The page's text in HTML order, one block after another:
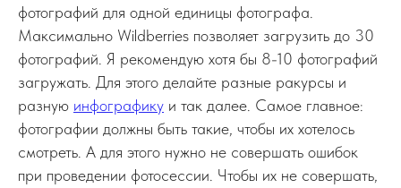
фотографий для одной единицы фотографа.
Максимально Wildberries позволяет загрузить до 30
фотографий. Я рекомендую хотя бы 8-10 фотографий
загружать. Для этого делайте разные ракурсы и
разную инфографику и так далее. Самое главное:
фотографии должны быть такие, чтобы их хотелось
смотреть. А для этого нужно не совершать ошибок
при проведении фотосессии. Чтобы их не совершать,